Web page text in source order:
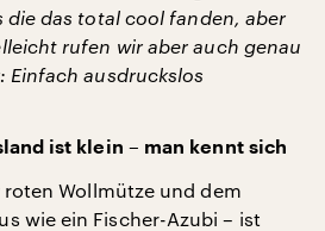
die das total cool fanden, aber
rufen wir aber auch genau
Einfach ausdruckslos
ist klein – man kennt sich
Wollmütze und dem
wie ein Fischer-Azubi – ist